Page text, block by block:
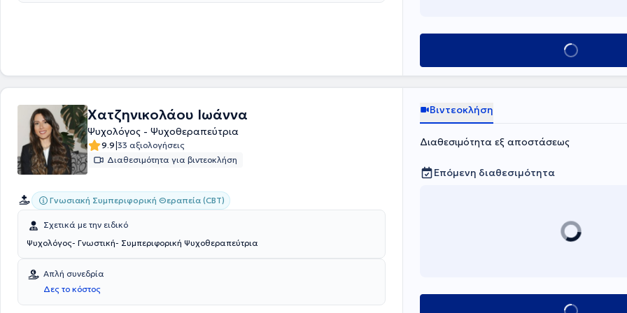
Κλείσε ραντεβού
Χατζηνικολάου Ιωάννα
Ψυχολόγος - Ψυχοθεραπεύτρια
9.9|33 αξιολογήσεις
Διαθεσιμότητα για βιντεοκλήση
Γνωσιακή Συμπεριφορική Θεραπεία (CBT)
Σχετικά με την ειδικό
Ψυχολόγος- Γνωστική- Συμπεριφορική Ψυχοθεραπεύτρια
Απλή συνεδρία
Δες το κόστος
Βιντεοκλήση
Διαθεσιμότητα εξ αποστάσεως
Επόμενη διαθεσιμότητα